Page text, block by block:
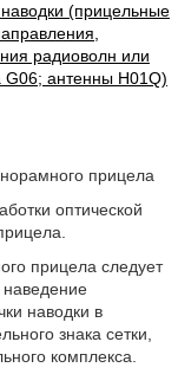
(прицельные
радиоволн или
G06; антенны H01Q)
прицела
оптической
прицела следует
наведение
наводки в
знака сетки,
комплекса.